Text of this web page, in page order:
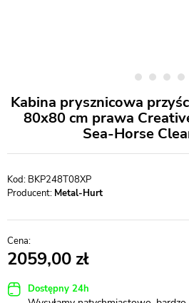
Kabina prysznicowa
80x80 cm prawa
Sea-Horse
BKP248T08XP
Producent: Metal-Hurt
2059,00
Dostępny 24h